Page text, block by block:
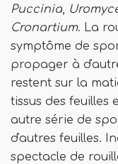
Puccinia,
Cronartium. La
symptôme de
propager à
restent sur la
tissus des feuilles
autre série de
d'autres feuilles.
spectacle de